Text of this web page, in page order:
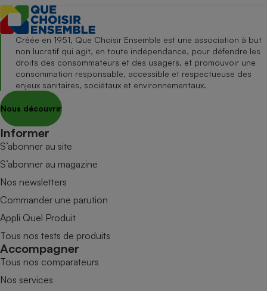
Créée en 1951, Que Choisir Ensemble est une association à but
non lucratif qui agit, en toute indépendance, pour défendre les
droits des consommateurs et des usagers, et promouvoir une
consommation responsable, accessible et respectueuse des
enjeux sanitaires, sociétaux et environnementaux.
Nous découvrir
Informer
S’abonner au site
S’abonner au magazine
Nos newsletters
Commander une parution
Appli Quel Produit
Tous nos tests de produits
Accompagner
Tous nos comparateurs
Nos services